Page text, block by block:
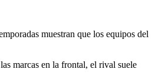
muestran que los equipos del
marcas en la frontal, el rival suele